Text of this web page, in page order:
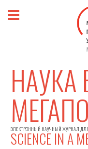
НАУКА
ЭЛЕКТРОННЫЙ НАУЧНЫЙ ЖУРНАЛ
SCIENCE IN A